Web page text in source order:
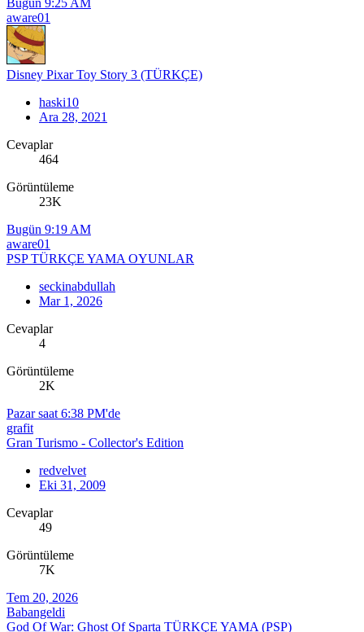
Bugün 9:25 AM
aware01
Disney Pixar Toy Story 3 (TÜRKÇE)
haski10
Ara 28, 2021
Cevaplar
464
Görüntüleme
23K
Bugün 9:19 AM
aware01
PSP TÜRKÇE YAMA OYUNLAR
seckinabdullah
Mar 1, 2026
Cevaplar
4
Görüntüleme
2K
Pazar saat 6:38 PM'de
grafit
Gran Turismo - Collector's Edition
redvelvet
Eki 31, 2009
Cevaplar
49
Görüntüleme
7K
Tem 20, 2026
Babangeldi
God Of War: Ghost Of Sparta TÜRKÇE YAMA (PSP)